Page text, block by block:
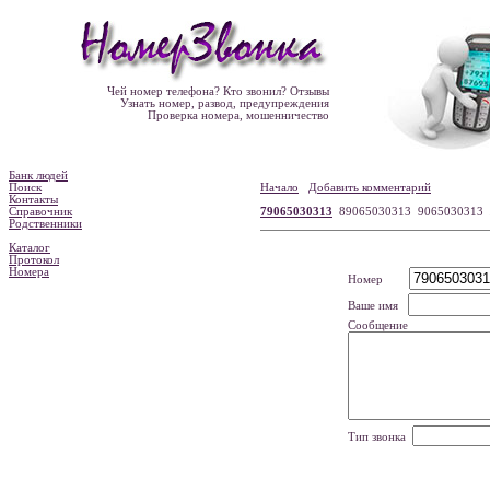
Чей номер телефона? Кто звонил? Отзывы
Узнать номер, развод, предупреждения
Проверка номера, мошенничество
Банк людей
Поиск
Контакты
Справочник
Родственники
Каталог
Протокол
Номера
Начало
Добавить комментарий
79065030313 89065030313 9065030313
Номер
Ваше имя
Сообщение
Тип звонка